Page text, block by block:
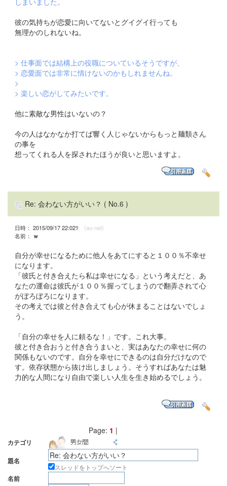
彼の気持ちが恋愛に向いてないとグイグイ行っても
無理かのしれないね。
> 仕事面では結構上の役職についているそうですが、
> 恋愛面では非常に情けないのかもしれませんね。
>
> 楽しい恋がしてみたいです。
他に素敵な男性はいないの？
今の人はなかなか打てば響く人じゃないからもっと麺類さん
の事を
想ってくれる人を探されたほうが良いと思いますよ。
Re: 会わない方がいい？ ( No.6 )
日時： 2015/09/17 22:02ﾂ (au-net)
名前：
ｗ
自分が幸せになるために他人をあてにすると１００％不幸せ
になります。
「彼氏と付き合えたら私は幸せになる」という考えだと、あ
なたの運命は彼氏が１００％握ってしまうので翻弄されて心
がぼろぼろになります。
その考えでは彼と付き合えても心が休まることはないでしょ
う。
「自分の幸せを人に頼るな！」です。これ大事。
彼と付き合おうと付き合うまいと、実はあなたの幸せに何の
関係もないのです。自分を幸せにできるのは自分だけなので
す。依存状態から抜け出しましょう。そうすればあなたは魅
力的な人間になり自由で楽しい人生を生き始めるでしょう。
Page: 1 |
カテゴリ
題名
スレッドをトップへソート
名前